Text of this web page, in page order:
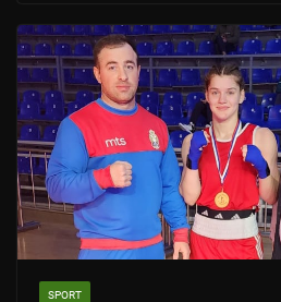
A
p
p
b
o
o
k
SPORT